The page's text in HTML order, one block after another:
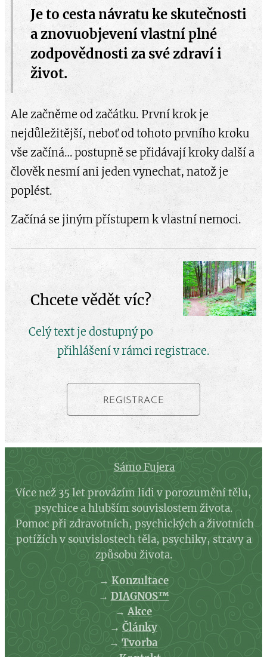
Je to cesta návratu ke skutečnosti
a znovuobjevení vlastní plné
zodpovědnosti za své zdraví i
život.
Ale začněme od začátku. První krok je
nejdůležitější, neboť od tohoto prvního kroku
vše začíná… postupně se přidávají kroky další a
člověk nesmí ani jeden vynechat, natož je
poplést.
Začíná se jiným přístupem k vlastní nemoci.
Chcete vědět víc?
Celý text je dostupný po
přihlášení v rámci registrace.
REGISTRACE
Sámo Fujera
Více než 35 let provázím lidi v porozumění tělu,
psychice a hlubším souvislostem života.
Pomoc při zdravotních, psychických a životních
potížích v souvislostech těla, psychiky, stravy a
způsobu života.
→ Konzultace
→ DIAGNOS™
→Akce
→ Články
→ Tvorba